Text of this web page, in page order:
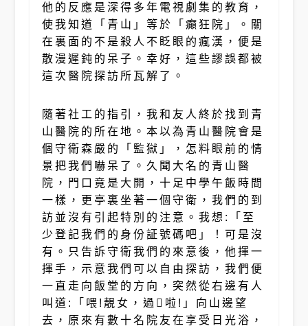
他的反應是深得多年電視劇集的教育，
使我知道「青山」等於「癲狂院」。關
在裏面的不是殺人不眨眼的瘋漢，便是
散漫遲鈍的呆子。幸好，這些謬誤都被
這次醫院探訪所瓦解了。
隨著社工的指引，我和友人終於找到青
山醫院的所在地。本以為青山醫院會是
個守衛森嚴的「監獄」，怎料眼前的情
景把我們嚇呆了。久聞大名的青山醫
院，門口竟是大開，十足中學午飯時間
一樣，更亭裏坐著一個守衛，我們的到
訪並沒有引起特別的注意。我想:「至
少登記我們的身份証號碼吧」！可是沒
有。只告訴守衛我們的來意後，他揮一
揮手，示意我們可以自由探訪，我們便
一直走向飯堂的方向，突然從右邊有人
叫道:「喂!靚女，過啦!」向山邊望
去，原來有數十名院友在享受日光浴，